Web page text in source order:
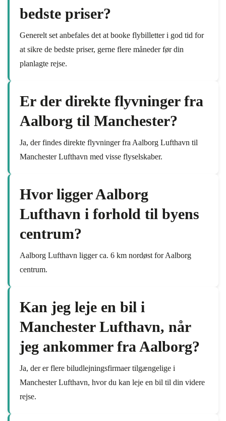
bedste priser?
Generelt set anbefales det at booke flybilletter i god tid for
at sikre de bedste priser, gerne flere måneder før din
planlagte rejse.
Er der direkte flyvninger fra
Aalborg til Manchester?
Ja, der findes direkte flyvninger fra Aalborg Lufthavn til
Manchester Lufthavn med visse flyselskaber.
Hvor ligger Aalborg
Lufthavn i forhold til byens
centrum?
Aalborg Lufthavn ligger ca. 6 km nordøst for Aalborg
centrum.
Kan jeg leje en bil i
Manchester Lufthavn, når
jeg ankommer fra Aalborg?
Ja, der er flere biludlejningsfirmaer tilgængelige i
Manchester Lufthavn, hvor du kan leje en bil til din videre
rejse.